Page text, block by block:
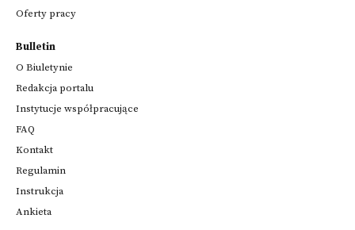
Oferty pracy
Bulletin
O Biuletynie
Redakcja portalu
Instytucje współpracujące
FAQ
Kontakt
Regulamin
Instrukcja
Ankieta